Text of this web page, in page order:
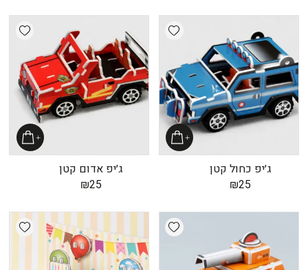
Add wishlist
ג׳יפ כחול קטן
₪25
ג׳יפ אדום קטן
₪25
Add wishlist